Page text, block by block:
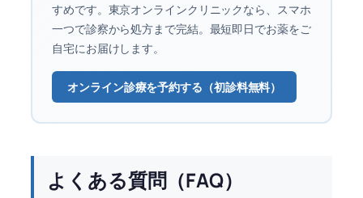
すめです。東京オンラインクリニックなら、スマホ
一つで診察から処方まで完結。最短即日でお薬をご
自宅にお届けします。
オンライン診療を予約する（初診料無料）
よくある質問（FAQ）